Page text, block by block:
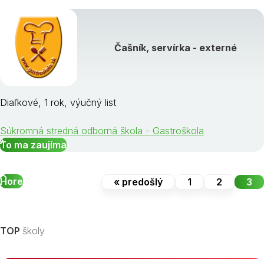
Čašník, servírka - externé
Diaľkové, 1 rok, výučný list
Súkromná stredná odborná škola - Gastroškola
To ma zaujíma
Hore « predošlý 1 2 3
TOP školy